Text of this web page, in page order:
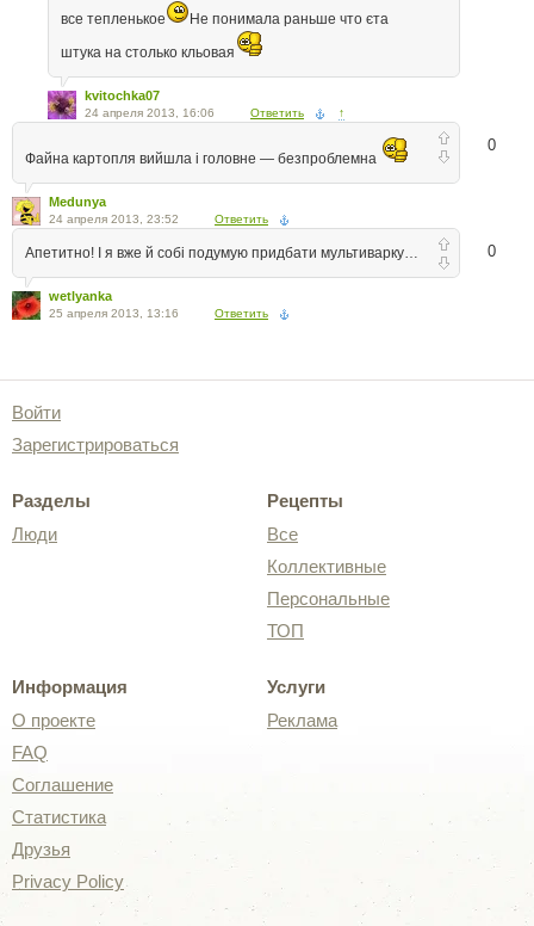
все тепленькое
Не понимала раньше что єта
штука на столько кльовая
kvitochka07
24 апреля 2013, 16:06 Ответить ↑
0
Файна картопля вийшла і головне — безпроблемна
Medunya
24 апреля 2013, 23:52 Ответить
0
Апетитно! І я вже й собі подумую придбати мультиварку…
wetlyanka
25 апреля 2013, 13:16 Ответить
Войти
Зарегистрироваться
Разделы
Люди
Рецепты
Все
Коллективные
Персональные
ТОП
Информация
О проекте
FAQ
Соглашение
Статистика
Друзья
Privacy Policy
Услуги
Реклама